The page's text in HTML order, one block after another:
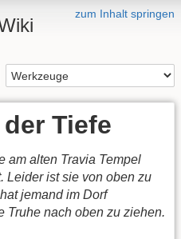
zum Inhalt springen
Tiefe
am alten Travia Tempel
Leider ist sie von oben zu
jemand im Dorf
Truhe nach oben zu ziehen.